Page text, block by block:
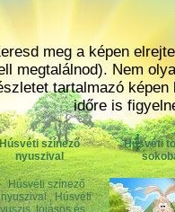
meg a képen
megtalálnod). Nem
tartalmazó
időre is
Húsvéti színező
nyuszival
Húsvéti